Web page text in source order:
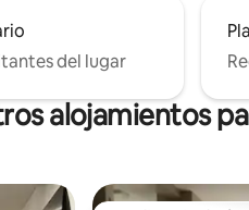
del lugar
alojamientos